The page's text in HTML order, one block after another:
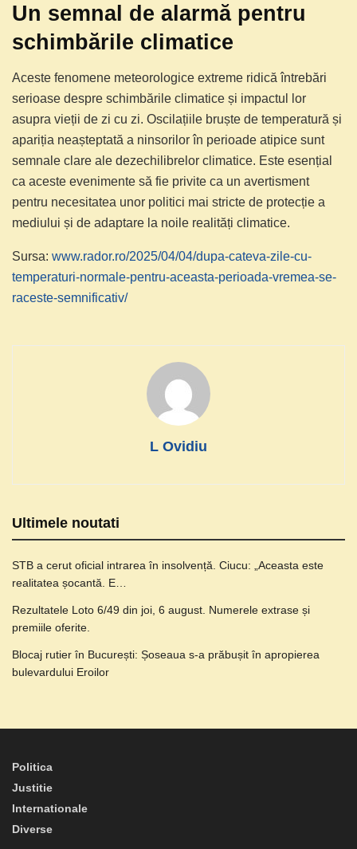
Un semnal de alarmă pentru
schimbările climatice
Aceste fenomene meteorologice extreme ridică întrebări
serioase despre schimbările climatice și impactul lor
asupra vieții de zi cu zi. Oscilațiile bruște de temperatură și
apariția neașteptată a ninsorilor în perioade atipice sunt
semnale clare ale dezechilibrelor climatice. Este esențial
ca aceste evenimente să fie privite ca un avertisment
pentru necesitatea unor politici mai stricte de protecție a
mediului și de adaptare la noile realități climatice.
Sursa: www.rador.ro/2025/04/04/dupa-cateva-zile-cu-
temperaturi-normale-pentru-aceasta-perioada-vremea-se-
raceste-semnificativ/
L Ovidiu
Ultimele noutati
STB a cerut oficial intrarea în insolvență. Ciucu: „Aceasta este
realitatea șocantă. E…
Rezultatele Loto 6/49 din joi, 6 august. Numerele extrase și
premiile oferite.
Blocaj rutier în București: Șoseaua s-a prăbușit în apropierea
bulevardului Eroilor
Politica
Justitie
Internationale
Diverse